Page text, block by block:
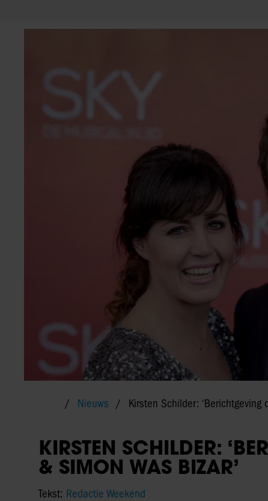
Nieuws Kirsten Schilder: ‘Berichtgeving
KIRSTEN SCHILDER:
& SIMON WAS BIZAR’
Tekst: Redactie Weekend